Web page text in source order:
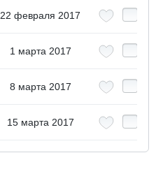
22 февраля 2017
1 марта 2017
8 марта 2017
15 марта 2017